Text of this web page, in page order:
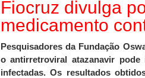
Fiocruz divulga
medicamento
Pesquisadores da Fundação
o antirretroviral atazanavir
infectadas. Os resultados